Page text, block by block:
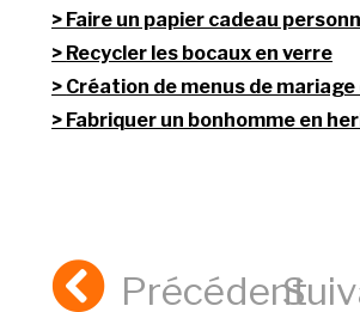
Faire un papier cadeau
Recycler les bocaux en verre
Création de menus de
Fabriquer un bonhomme en
Précédent